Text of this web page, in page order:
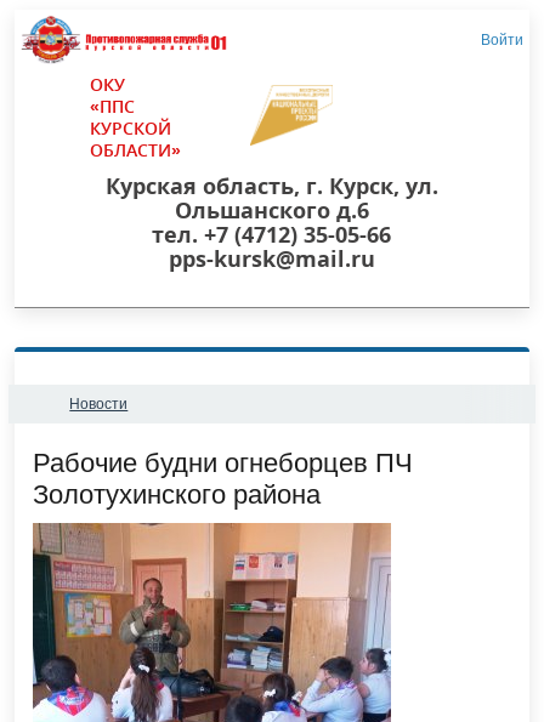
Войти
ОКУ
«ППС
КУРСКОЙ
ОБЛАСТИ»
Курская область, г. Курск, ул.
Ольшанского д.6
тел. +7 (4712) 35-05-66
pps-kursk@mail.ru
Новости
​Рабочие будни огнеборцев ПЧ
Золотухинского района